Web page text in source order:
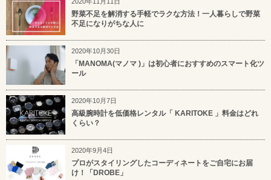
野菜不足を解消する手軽でラクな方法！一人暮らしで野菜
不足になりがちな人に
2020年10月30日
「MANOMA(マノマ )」は初心者におすすめのスマート化ツ
ール
2020年10月7日
高級腕時計を低価格レンタル「 KARITOKE 」料金はどれ
くらい？
2020年9月4日
プロがスタイリングしたコーディネートをご自宅にお届
け！「DROBE」